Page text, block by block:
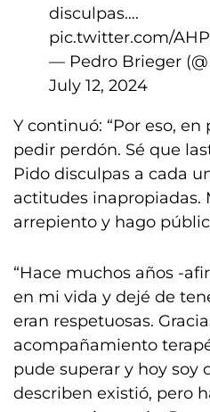
disculpas….
pic.twitter.com/
— Pedro Brieger
July 12, 2024
Y continuó: “Por eso,
pedir perdón. Sé que
Pido disculpas a cada
actitudes inapropiadas.
arrepiento y hago
“Hace muchos años -
en mi vida y dejé de
eran respetuosas.
acompañamiento
pude superar y hoy soy
describen existió, pero